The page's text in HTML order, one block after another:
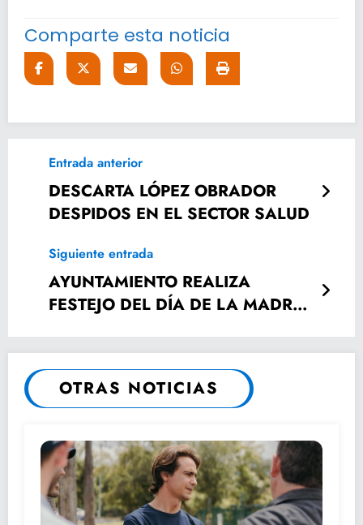
Comparte esta noticia
Entrada anterior
DESCARTA LÓPEZ OBRADOR
DESPIDOS EN EL SECTOR SALUD
Siguiente entrada
AYUNTAMIENTO REALIZA
FESTEJO DEL DÍA DE LA MADRE
OTRAS NOTICIAS